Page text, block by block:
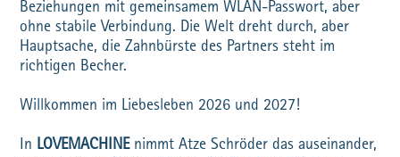
Beziehungen mit gemeinsamem WLAN-Passwort, aber
ohne stabile Verbindung. Die Welt dreht durch, aber
Hauptsache, die Zahnbürste des Partners steht im
richtigen Becher.
Willkommen im Liebesleben 2026 und 2027!
In LOVEMACHINEnimmt Atze Schröder das auseinander,